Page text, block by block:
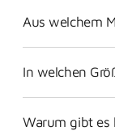
Aus welchem
In welchen
Warum gibt es